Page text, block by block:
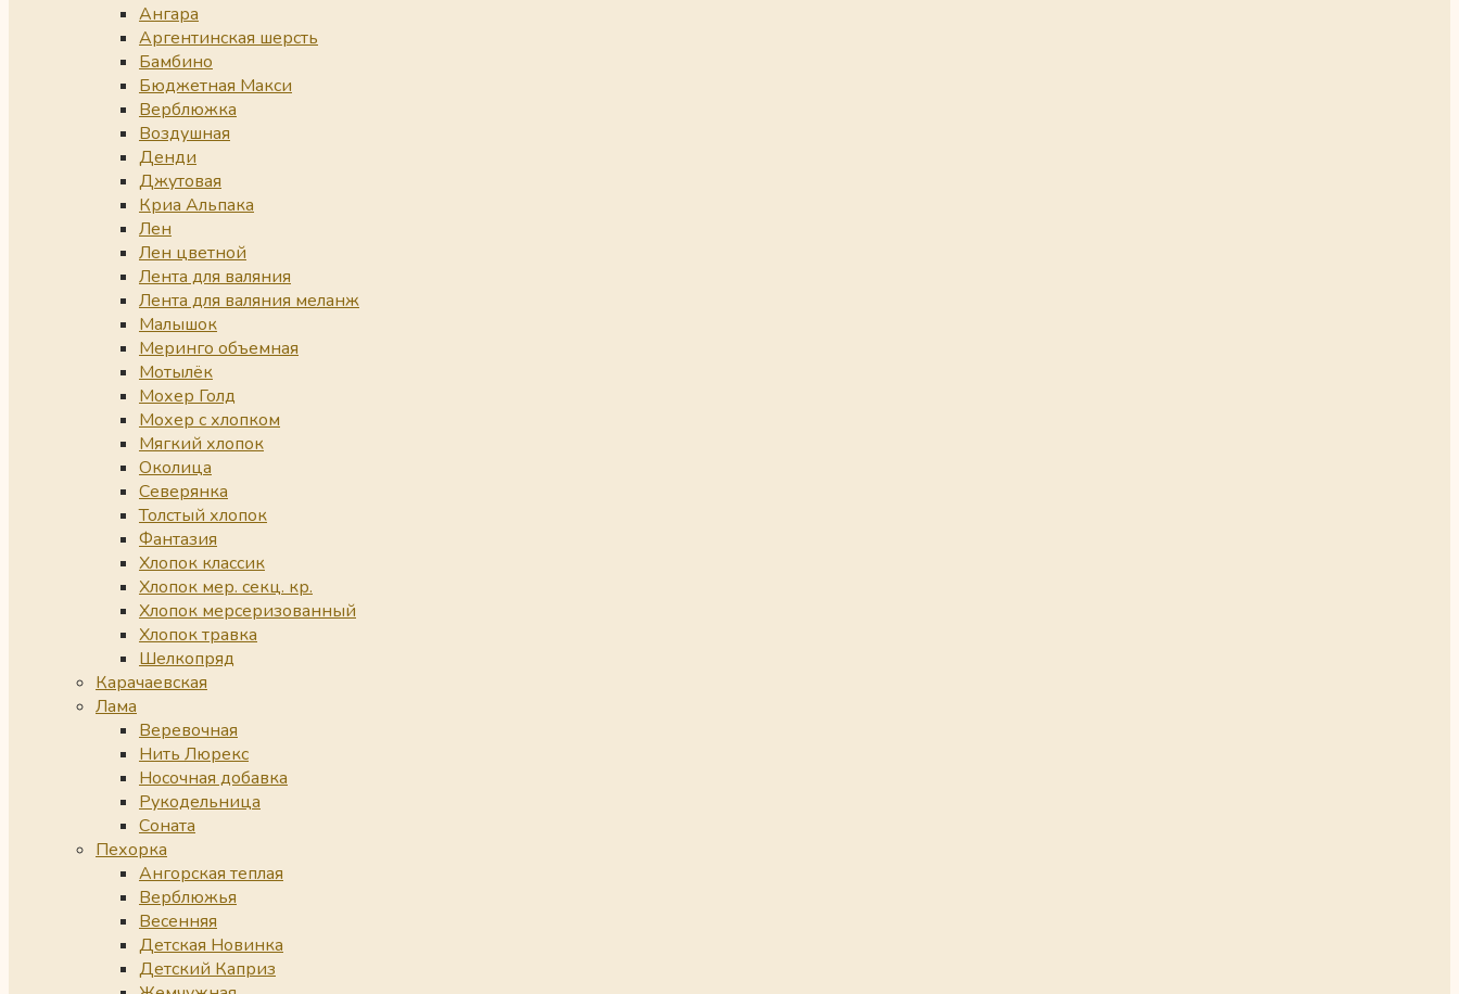
Ангара
Аргентинская шерсть
Бамбино
Бюджетная Макси
Верблюжка
Воздушная
Денди
Джутовая
Криа Альпака
Лен
Лен цветной
Лента для валяния
Лента для валяния меланж
Малышок
Меринго объемная
Мотылёк
Мохер Голд
Мохер с хлопком
Мягкий хлопок
Околица
Северянка
Толстый хлопок
Фантазия
Хлопок классик
Хлопок мер. секц. кр.
Хлопок мерсеризованный
Хлопок травка
Шелкопряд
Карачаевская
Лама
Веревочная
Нить Люрекс
Носочная добавка
Рукодельница
Соната
Пехорка
Ангорская теплая
Верблюжья
Весенняя
Детская Новинка
Детский Каприз